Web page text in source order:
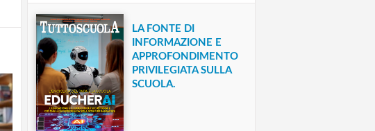
LA FONTE DI
INFORMAZIONE E
APPROFONDIMENTO
PRIVILEGIATA SULLA
SCUOLA.